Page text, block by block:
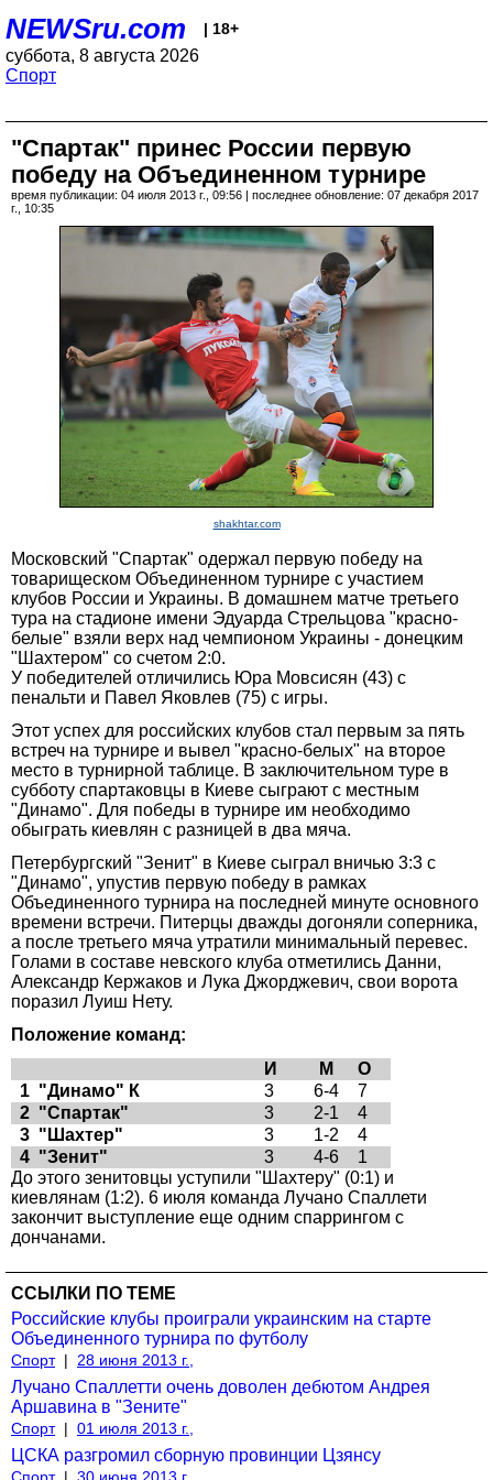
NEWSru.com | 18+
суббота, 8 августа 2026
Спорт
"Спартак" принес России первую
победу на Объединенном турнире
время публикации: 04 июля 2013 г., 09:56 | последнее обновление: 07 декабря 2017
г., 10:35
shakhtar.com
Московский "Спартак" одержал первую победу на
товарищеском Объединенном турнире с участием
клубов России и Украины. В домашнем матче третьего
тура на стадионе имени Эдуарда Стрельцова "красно-
белые" взяли верх над чемпионом Украины - донецким
"Шахтером" со счетом 2:0.
У победителей отличились Юра Мовсисян (43) с
пенальти и Павел Яковлев (75) с игры.
Этот успех для российских клубов стал первым за пять
встреч на турнире и вывел "красно-белых" на второе
место в турнирной таблице. В заключительном туре в
субботу спартаковцы в Киеве сыграют с местным
"Динамо". Для победы в турнире им необходимо
обыграть киевлян с разницей в два мяча.
Петербургский "Зенит" в Киеве сыграл вничью 3:3 с
"Динамо", упустив первую победу в рамках
Объединенного турнира на последней минуте основного
времени встречи. Питерцы дважды догоняли соперника,
а после третьего мяча утратили минимальный перевес.
Голами в составе невского клуба отметились Данни,
Александр Кержаков и Лука Джорджевич, свои ворота
поразил Луиш Нету.
Положение команд:
И
М
О
1 "Динамо" К 3 6-4
7
2 "Спартак" 3 2-1
4
3 "Шахтер" 3 1-2
4
4 "Зенит" 3 4-6
1
До этого зенитовцы уступили "Шахтеру" (0:1) и
киевлянам (1:2). 6 июля команда Лучано Спаллети
закончит выступление еще одним спаррингом с
дончанами.
ССЫЛКИ ПО ТЕМЕ
Российские клубы проиграли украинским на старте
Объединенного турнира по футболу
Спорт | 28 июня 2013 г.,
Лучано Спаллетти очень доволен дебютом Андрея
Аршавина в "Зените"
Спорт | 01 июля 2013 г.,
ЦСКА разгромил сборную провинции Цзянсу
Спорт | 30 июня 2013 г.,